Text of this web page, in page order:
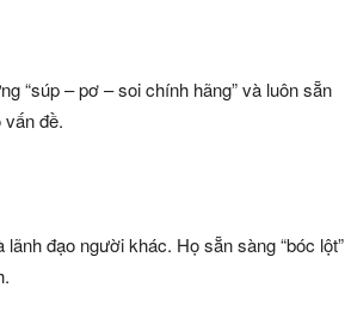
“súp – pơ – soi chính hãng” và luôn sẵn
đề.
đạo người khác. Họ sẵn sàng “bóc lột”